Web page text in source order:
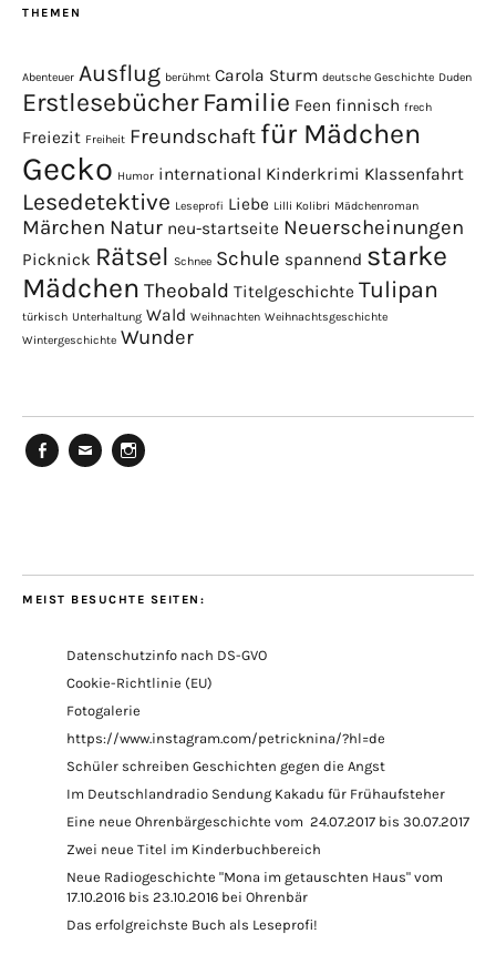
THEMEN
Abenteuer Ausflug berühmt Carola Sturm deutsche Geschichte Duden
Erstlesebücher Familie Feen finnisch frech
Freiezit Freiheit Freundschaft für Mädchen
Gecko Humor international Kinderkrimi Klassenfahrt
Lesedetektive Leseprofi Liebe Lilli Kolibri Mädchenroman
Märchen Natur neu-startseite Neuerscheinungen
Picknick Rätsel Schnee Schule spannend starke
Mädchen Theobald Titelgeschichte Tulipan
türkisch Unterhaltung Wald Weihnachten Weihnachtsgeschichte
Wintergeschichte Wunder
MEIST BESUCHTE SEITEN:
Datenschutzinfo nach DS-GVO
Cookie-Richtlinie (EU)
Fotogalerie
https://www.instagram.com/petricknina/?hl=de
Schüler schreiben Geschichten gegen die Angst
Im Deutschlandradio Sendung Kakadu für Frühaufsteher
Eine neue Ohrenbärgeschichte vom 24.07.2017 bis 30.07.2017
Zwei neue Titel im Kinderbuchbereich
Neue Radiogeschichte "Mona im getauschten Haus" vom
17.10.2016 bis 23.10.2016 bei Ohrenbär
Das erfolgreichste Buch als Leseprofi!